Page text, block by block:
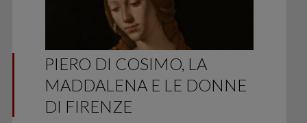
PIERO DI COSIMO, LA
MADDALENA E LE DONNE
DI FIRENZE